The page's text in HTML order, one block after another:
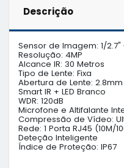
Descrição
Sensor de Imagem: 1/2.7"
Resolução: 4MP
Alcance IR: 30 Metros
Tipo de Lente: Fixa
Abertura de Lente: 2.8mm
Smart IR + LED Branco
WDR: 120dB
Microfone e Altifalante
Compressão de Vídeo:
Rede: 1 Porta RJ45 (10M/
Deteção Inteligente
Índice de Proteção: IP67